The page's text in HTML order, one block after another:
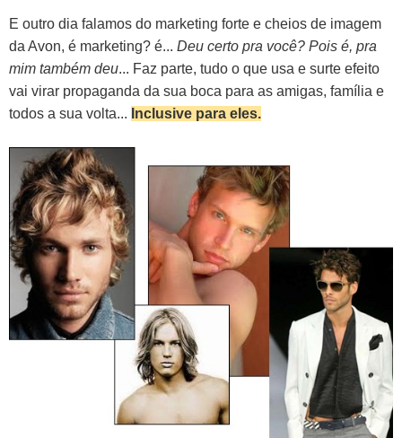
E outro dia falamos do marketing forte e cheios de imagem
da Avon, é marketing? é... Deu certo pra você? Pois é, pra
mim também deu... Faz parte, tudo o que usa e surte efeito
vai virar propaganda da sua boca para as amigas, família e
todos a sua volta... Inclusive para eles.